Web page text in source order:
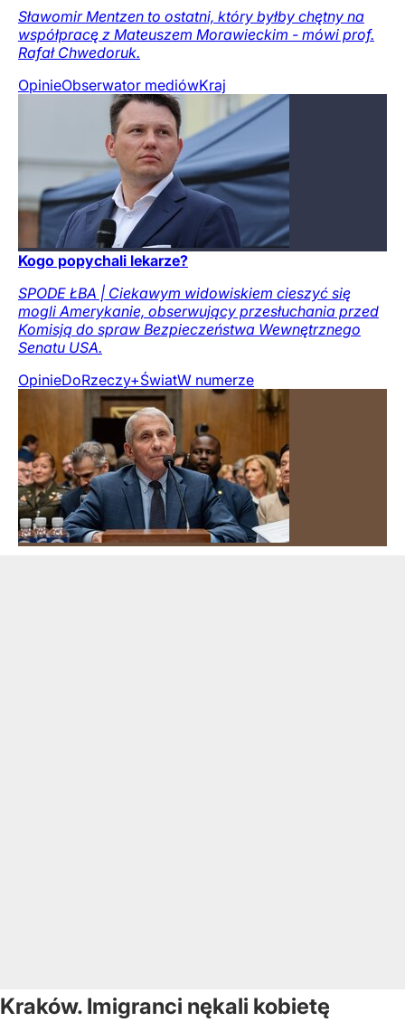
Sławomir Mentzen to ostatni, który byłby chętny na
współpracę z Mateuszem Morawieckim - mówi prof.
Rafał Chwedoruk.
OpinieObserwator mediówKraj
Kogo popychali lekarze?
SPODE ŁBA | Ciekawym widowiskiem cieszyć się
mogli Amerykanie, obserwujący przesłuchania przed
Komisją do spraw Bezpieczeństwa Wewnętrznego
Senatu USA.
OpinieDoRzeczy+ŚwiatW numerze
Kraków. Imigranci nękali kobietę